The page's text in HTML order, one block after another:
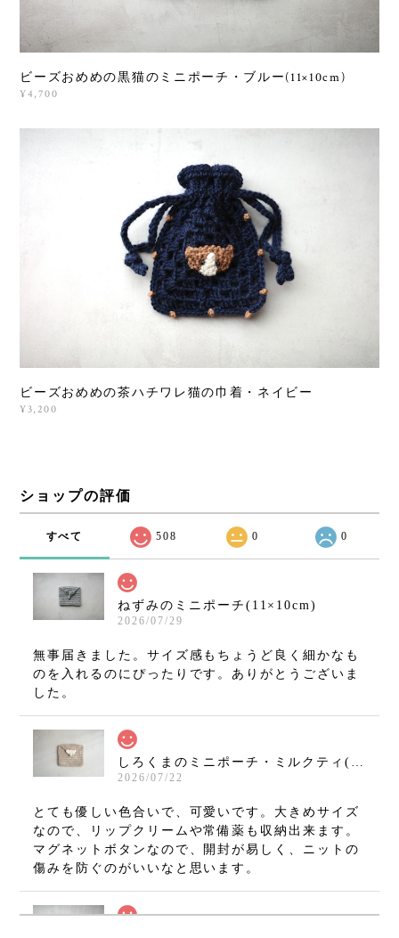
ビーズおめめの黒猫のミニポーチ・ブルー(11×10cm)
¥4,700
ビーズおめめの茶ハチワレ猫の巾着・ネイビー
¥3,200
ショップの評価
すべて 508 0 0
ねずみのミニポーチ(11×10cm)
2026/07/29
無事届きました。サイズ感もちょうど良く細かなも
のを入れるのにぴったりです。ありがとうございま
した。
2026/07/22
とても優しい色合いで、可愛いです。大きめサイズ
なので、リップクリームや常備薬も収納出来ます。
マグネットボタンなので、開封が易しく、ニットの
傷みを防ぐのがいいなと思います。